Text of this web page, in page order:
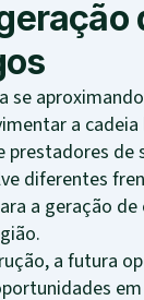
se
a cadeia
prestadores de
diferentes
a geração
a futura